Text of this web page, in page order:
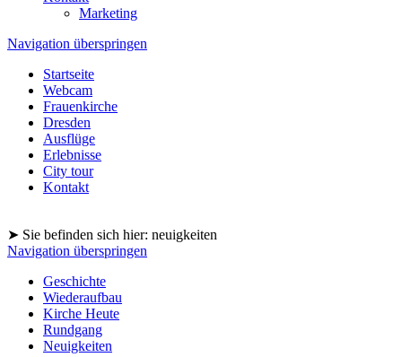
Marketing
Navigation überspringen
Startseite
Webcam
Frauenkirche
Dresden
Ausflüge
Erlebnisse
City tour
Kontakt
➤ Sie befinden sich hier: neuigkeiten
Navigation überspringen
Geschichte
Wiederaufbau
Kirche Heute
Rundgang
Neuigkeiten